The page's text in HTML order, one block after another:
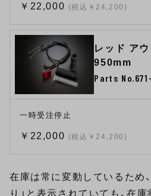
￥22,000 (税込￥24,200)
レッド ア
950mm
Parts
一時受注停止
￥22,000 (税込￥24,200)
在庫は常に変動しているため
り」と表示されていても、在